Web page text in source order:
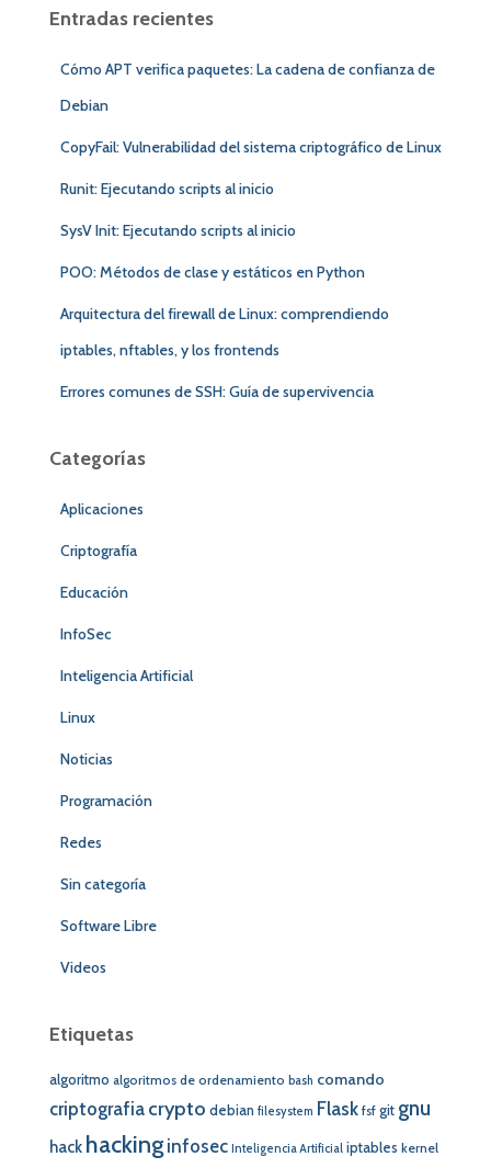
rEntradas recientes
Cómo APT verifica paquetes: La cadena de confianza de
Debian
CopyFail: Vulnerabilidad del sistema criptográfico de Linux
Runit: Ejecutando scripts al inicio
SysV Init: Ejecutando scripts al inicio
POO: Métodos de clase y estáticos en Python
Arquitectura del firewall de Linux: comprendiendo
iptables, nftables, y los frontends
Errores comunes de SSH: Guía de supervivencia
Categorías
Aplicaciones
Criptografía
Educación
InfoSec
Inteligencia Artificial
Linux
Noticias
Programación
Redes
Sin categoría
Software Libre
Videos
Etiquetas
algoritmo algoritmos de ordenamiento bash comando
criptografia crypto debian filesystem Flask fsf git gnu
hack hacking infosec Inteligencia Artificial iptables kernel